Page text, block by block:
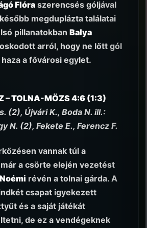
Flóra szerencsés góljával
megduplázta találatai
pillanatokban Balya
arról, hogy ne lőtt gól
a fővárosi egylet.
– TOLNA-MÖZS 4:6 (1:3)
(2), Újvári K., Boda N. ill.:
N. (2), Fekete E., Ferencz F.
vannak túl a
a csörte elején vezetést
révén a tolnai gárda. A
csapat igyekezett
és a saját játékát
de ez a vendégeknek